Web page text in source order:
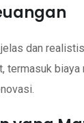
dan
termasuk